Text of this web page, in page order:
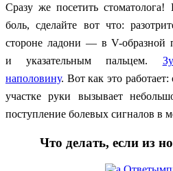
Сразу же посетить
боль, сделайте вот что:
стороне ладони — в V-образной
и указательным пальцем.
наполовину. Вот как это
участке руки вызывает
поступление болевых сигналов в
Что делать, если из